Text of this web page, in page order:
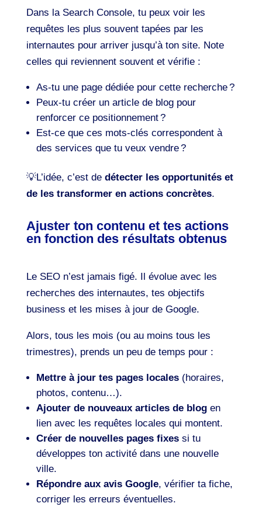
Dans la Search Console, tu peux voir les
requêtes les plus souvent tapées par les
internautes pour arriver jusqu’à ton site. Note
celles qui reviennent souvent et vérifie :
As-tu une page dédiée pour cette recherche ?
Peux-tu créer un article de blog pour
renforcer ce positionnement ?
Est-ce que ces mots-clés correspondent à
des services que tu veux vendre ?
💡L’idée, c’est de détecter les opportunités et
de les transformer en actions concrètes.
Ajuster ton contenu et tes actions
en fonction des résultats obtenus
Le SEO n’est jamais figé. Il évolue avec les
recherches des internautes, tes objectifs
business et les mises à jour de Google.
Alors, tous les mois (ou au moins tous les
trimestres), prends un peu de temps pour :
Mettre à jour tes pages locales(horaires,
photos, contenu…).
Ajouter de nouveaux articles de blogen
lien avec les requêtes locales qui montent.
Créer de nouvelles pages fixessi tu
développes ton activité dans une nouvelle
ville.
Répondre aux avis Google, vérifier ta fiche,
corriger les erreurs éventuelles.